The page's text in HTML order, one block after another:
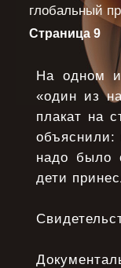
глобальный
Страница 9
На одном
«один из
плакат на
объяснили:
надо было
дети